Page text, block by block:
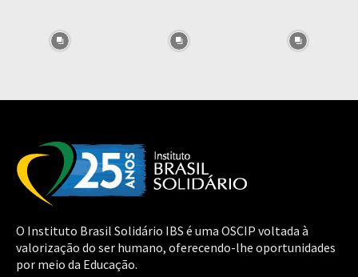
O Instituto Brasil Solidário IBS é uma OSCIP voltada à
valorização do ser humano, oferecendo-lhe oportunidades
por meio da Educação.